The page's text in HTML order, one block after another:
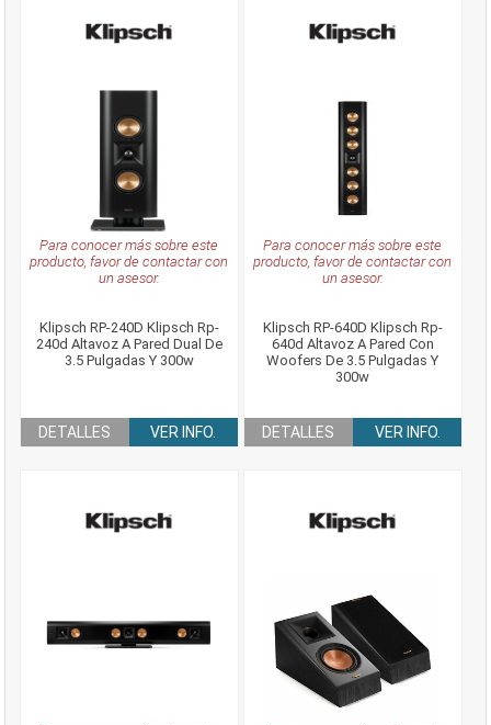
Para conocer más sobre este
producto, favor de contactar con
un asesor.
Klipsch RP-240D Klipsch Rp-
240d Altavoz A Pared Dual De
3.5 Pulgadas Y 300w
DETALLES VER INFO.
Para conocer más sobre este
producto, favor de contactar con
un asesor.
Klipsch RP-640D Klipsch Rp-
640d Altavoz A Pared Con
Woofers De 3.5 Pulgadas Y
300w
DETALLES VER INFO.